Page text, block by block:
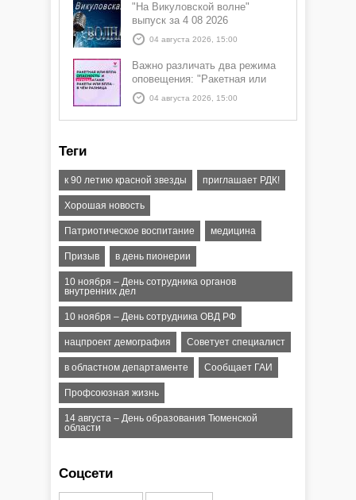
"На Викуловской волне"
выпуск за 4 08 2026
04 августа 2026, 15:00
Важно различать два режима
оповещения: "Ракетная или
БПЛА опасность" и "Угроза
атаки ракеты или БПЛА"
04 августа 2026, 15:00
Теги
к 90 летию красной звезды приглашает РДК!
Хорошая новость
Патриотическое воспитание медицина
Призыв в день пионерии
10 ноября – День сотрудника органов
внутренних дел
10 ноября – День сотрудника ОВД РФ
нацпроект демография Советует специалист
в областном департаменте Сообщает ГАИ
Профсоюзная жизнь
14 августа – День образования Тюменской
области
Соцсети